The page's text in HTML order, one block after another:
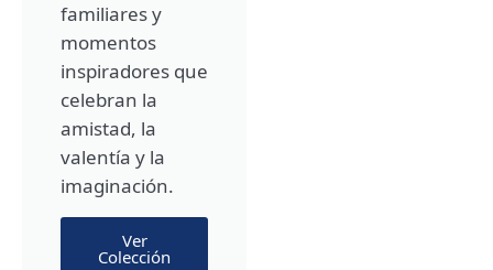
familiares y
momentos
inspiradores que
celebran la
amistad, la
valentía y la
imaginación.
Ver
Colección